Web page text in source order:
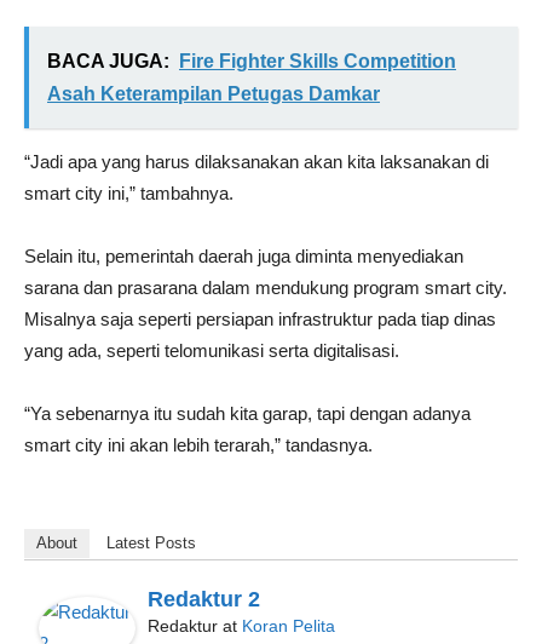
BACA JUGA:
Fire Fighter Skills Competition
Asah Keterampilan Petugas Damkar
“Jadi apa yang harus dilaksanakan akan kita laksanakan di
smart city ini,” tambahnya.
Selain itu, pemerintah daerah juga diminta menyediakan
sarana dan prasarana dalam mendukung program smart city.
Misalnya saja seperti persiapan infrastruktur pada tiap dinas
yang ada, seperti telomunikasi serta digitalisasi.
“Ya sebenarnya itu sudah kita garap, tapi dengan adanya
smart city ini akan lebih terarah,” tandasnya.
About Latest Posts
Redaktur 2
Redaktur at Koran Pelita